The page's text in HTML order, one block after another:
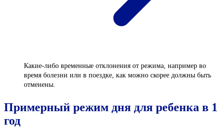
Какие-либо временные отклонения от режима, например во
время болезни или в поездке, как можно скорее должны быть
отменены.
Примерный режим дня для ребенка в 1
год